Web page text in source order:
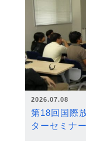
2026.07.08
第18回国際
ターセミナ